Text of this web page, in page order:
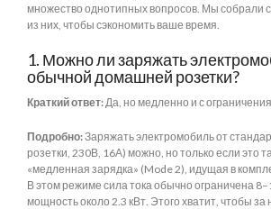
множество однотипных вопросов. Мы собрали
из них, чтобы сэкономить ваше время.
1. Можно ли заряжать
обычной домашней розетки?
Краткий ответ: Да, но медленно и с
Подробно:Заряжать электромобиль от
розетки, 230В, 16А) можно, но только если это
«медленная зарядка» (Mode 2), идущая в
В этом режиме сила тока обычно ограничена
мощность около 2.3 кВт. Этого хватит, чтобы за